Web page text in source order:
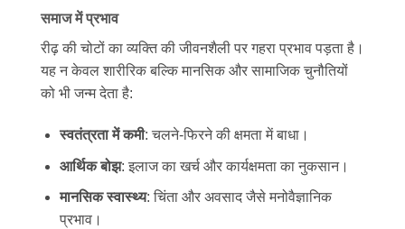
समाज में प्रभाव
रीढ़ की चोटों का व्यक्ति की जीवनशैली पर गहरा प्रभाव पड़ता है।
यह न केवल शारीरिक बल्कि मानसिक और सामाजिक चुनौतियों
को भी जन्म देता है:
स्वतंत्रता में कमी: चलने-फिरने की क्षमता में बाधा।
आर्थिक बोझ: इलाज का खर्च और कार्यक्षमता का नुकसान।
मानसिक स्वास्थ्य: चिंता और अवसाद जैसे मनोवैज्ञानिक
प्रभाव।